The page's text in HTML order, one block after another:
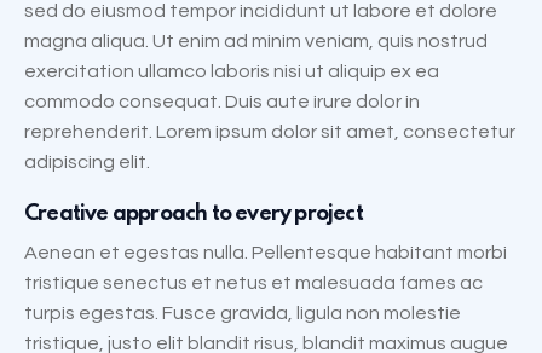
sed do eiusmod tempor incididunt ut labore et dolore
magna aliqua. Ut enim ad minim veniam, quis nostrud
exercitation ullamco laboris nisi ut aliquip ex ea
commodo consequat. Duis aute irure dolor in
reprehenderit. Lorem ipsum dolor sit amet, consectetur
adipiscing elit.
Creative approach to every project
Aenean et egestas nulla. Pellentesque habitant morbi
tristique senectus et netus et malesuada fames ac
turpis egestas. Fusce gravida, ligula non molestie
tristique, justo elit blandit risus, blandit maximus augue